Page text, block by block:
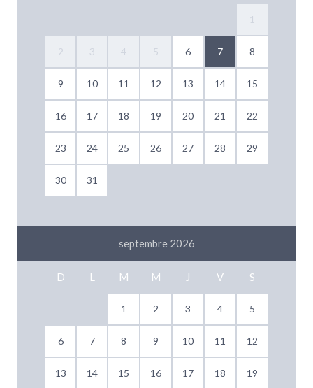
1
2 3 4 5 6 7 8
9 10 11 12 13 14 15
16 17 18 19 20 21 22
23 24 25 26 27 28 29
30 31
septembre 2026
D L M M J V S
1 2 3 4 5
6 7 8 9 10 11 12
13 14 15 16 17 18 19